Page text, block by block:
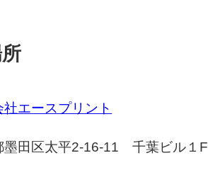
社エースプリント
墨田区太平2-16-11 千葉ビル１F